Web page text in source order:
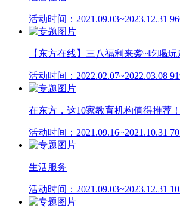
活动时间：2021.09.03~2023.12.31
【东方在线】三八福利来袭~吃喝
活动时间：2022.02.07~2022.03.08
在东方，这10家教育机构值得推荐！
活动时间：2021.09.16~2021.10.31
生活服务
活动时间：2021.09.03~2023.12.31